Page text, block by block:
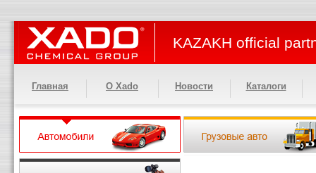
KAZAKH official
Главная О Xado Новости Каталоги